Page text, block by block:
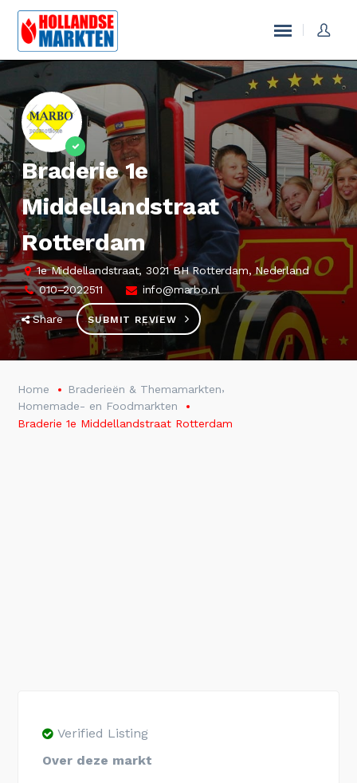
Braderie 1e
Middellandstraat
Rotterdam
1e Middellandstraat, 3021 BH Rotterdam, Nederland
010–2022511
info@marbo.nl
Share SUBMIT REVIEW
Home Braderieën & Themamarkten,
Homemade- en Foodmarkten
Braderie 1e Middellandstraat Rotterdam
Verified Listing
Over deze markt